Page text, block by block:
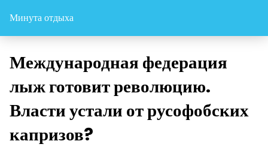
Минута отдыха
Международная федерация
лыж готовит революцию.
Власти устали от русофобских
капризов?